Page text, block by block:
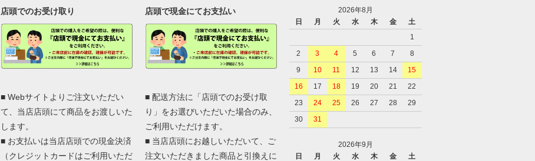
店頭でのお受け取り
■ Webサイトよりご注文いただい
て、当店店頭にて商品をお渡しいた
します。
■ お支払いは当店店頭での現金決済
（クレジットカードはご利用いただ
店頭で現金にてお支払い
■ 配送方法に「店頭でのお受け取
り」をお選びいただいた場合のみ、
ご利用いただけます。
■ 当店店頭にお越しいただいて、ご
注文いただきました商品と引換えに
2026年8月
日
月 火 水 木 金
土
1
2
3 4 5 6 7
8
9
10 11 12 13 14
15
16
17 18 19 20 21
22
23
24 25 26 27 28
29
30
31
2026年9月
日
月 火 水 木 金
土